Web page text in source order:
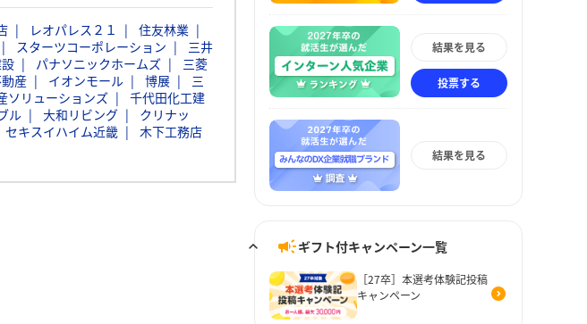
レオパレス２１
住友林業
スターツコーポレーション
三井
パナソニックホームズ
三菱
産 イオンモール 博展
三
ソリューションズ
千代田化工建
ル 大和リビング
クリナッ
セキスイハイム近畿 木下工務店
結果を見る
投票する
結果を見る
ギフト付キャンペーン一覧
［27卒］本選考体験記投稿
キャンペーン